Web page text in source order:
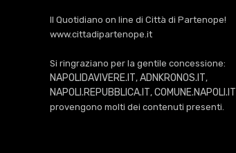
Il Quotidiano on line di Città di Partenope!
www.cittadipartenope.it
Si ringraziano per la gentile concessione:
NAPOLIDAVIVERE.IT, ADNKRONOS.IT,
NAPOLI.REPUBBLICA.IT, COMUNE.NAPOLI.IT
provengono molti dei contenuti presenti.